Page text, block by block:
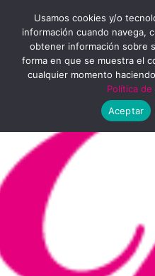
contenido
Usamos cookies y/o
información cuando navega,
obtener información sobre
forma en que se muestra el
cualquier momento
Política de
Aceptar